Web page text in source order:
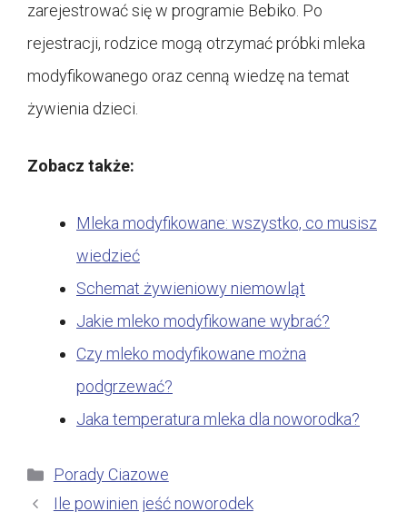
zarejestrować się w programie Bebiko. Po
rejestracji, rodzice mogą otrzymać próbki mleka
modyfikowanego oraz cenną wiedzę na temat
żywienia dzieci.
Zobacz także:
Mleka modyfikowane: wszystko, co musisz
wiedzieć
Schemat żywieniowy niemowląt
Jakie mleko modyfikowane wybrać?
Czy mleko modyfikowane można
podgrzewać?
Jaka temperatura mleka dla noworodka?
Kategorie
Porady Ciazowe
Ile powinien jeść noworodek